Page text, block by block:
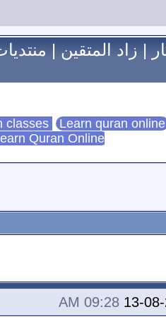
|زاد المتقين|
Learn quran
Quran Online
09:28 AM